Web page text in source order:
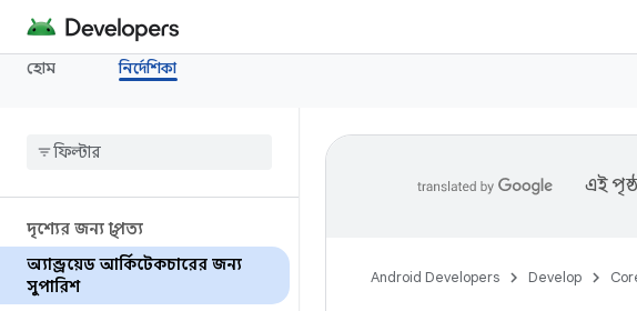
হোম নির্দেশিকা
দৃশ্যের জন্য স্থাপত্য
অ্যান্ড্রয়েড আর্কিটেকচারের জন্য
সুপারিশ
এই
Android Developers Develop